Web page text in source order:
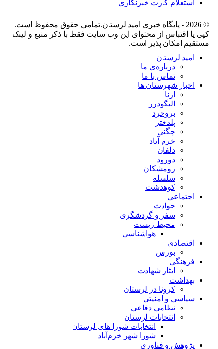
استعلام کارت خبرنگاری
© 2026 - پایگاه خبری اميد لرستان.تمامی حقوق محفوظ است.
کپی یا اقتباس از محتوای این وب سایت فقط با ذکر منبع و لینک
مستقیم امکان پذیر است.
امید لرستان
درباره‌ی ما
تماس با ما
اخبار شهرستان ها
ازنا
الیگودرز
بروجرد
پلدختر
چگنی
خرم آباد
دلفان
دورود
رومشکان
سلسله
کوهدشت
اجتماعی
حوادث
سفر و گردشگری
محیط زیست
هواشناسی
اقتصادی
بورس
فرهنگی
ایثار شهادت
بهداشت
کرونا در لرستان
سیاسی و امنیتی
نظامی دفاعی
انتخابات لرستان
انتخابات شورا های لرستان
شورا شهر خرم‌آباد
پژوهش و فناوری